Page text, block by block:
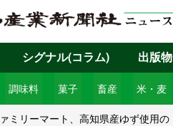
調味料 菓子 畜産 米・麦
シグナル(コラム) 出版
ミリーマート、高知県産ゆず使用